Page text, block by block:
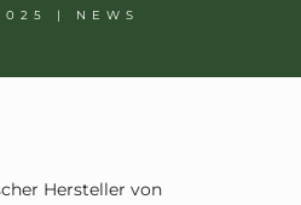
| NEWS
Hersteller von